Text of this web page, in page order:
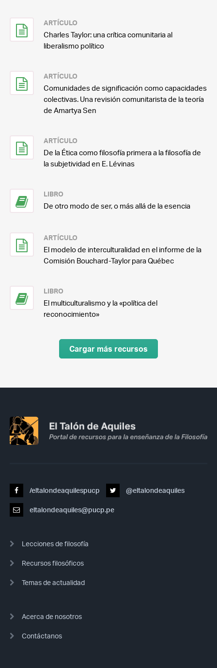
ARTÍCULO
Charles Taylor: una crítica comunitaria al
liberalismo político
ARTÍCULO
Comunidades de significación como capacidades
colectivas. Una revisión comunitarista de la teoría
de Amartya Sen
ARTÍCULO
De la Ética como filosofía primera a la filosofía de
la subjetividad en E. Lévinas
LIBRO
De otro modo de ser, o más allá de la esencia
ARTÍCULO
El modelo de interculturalidad en el informe de la
Comisión Bouchard-Taylor para Québec
LIBRO
El multiculturalismo y la «política del
reconocimiento»
Cargar más recursos
/eltalondeaquilespucp @eltalondeaquiles
eltalondeaquiles@pucp.pe
Lecciones de filosofía
Recursos filosóficos
Temas de actualidad
Acerca de nosotros
Contáctanos